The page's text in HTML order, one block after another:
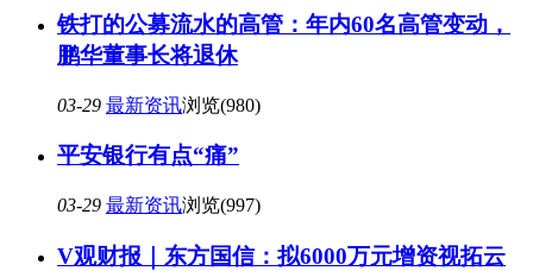
铁打的公募流水的高管：年内60名高管变动，
鹏华董事长将退休
03-29 最新资讯浏览(980)
平安银行有点“痛”
03-29 最新资讯浏览(997)
V观财报｜东方国信：拟6000万元增资视拓云